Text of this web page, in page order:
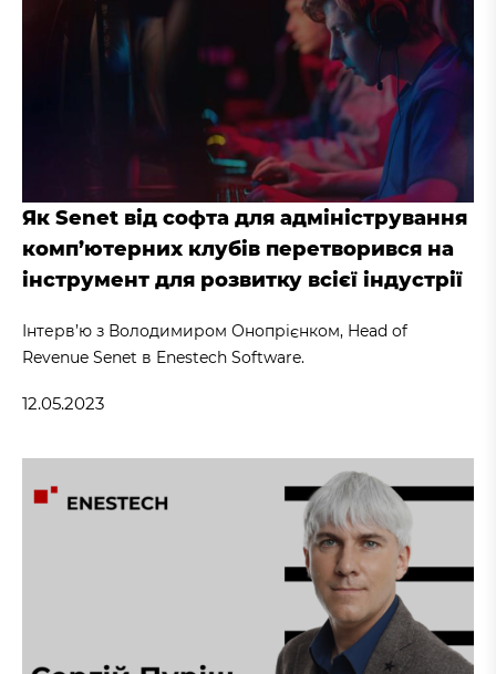
Як Senet від софта для адміністрування
комп’ютерних клубів перетворився на
інструмент для розвитку всієї індустрії
Інтерв’ю з Володимиром Онопрієнком, Head of
Revenue Senet в Enestech Software.
12.05.2023